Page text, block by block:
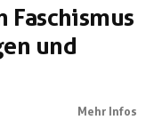
Faschismus
und
Mehr Infos